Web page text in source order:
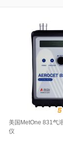
美国MetOne 831气
仪